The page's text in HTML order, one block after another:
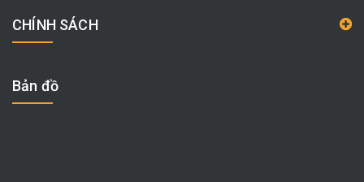
CHÍNH SÁCH
Bản đồ